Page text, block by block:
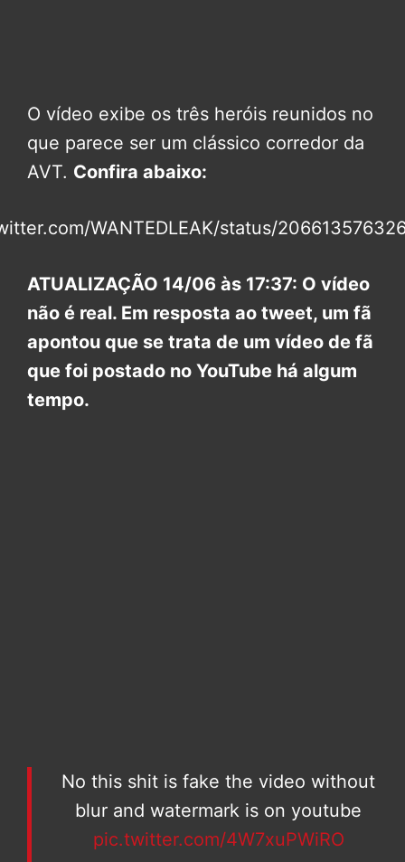
O vídeo exibe os três heróis reunidos no
que parece ser um clássico corredor da
AVT. Confira abaixo:
WANTEDLEAK/status/
ATUALIZAÇÃO 14/06 às 17:37: O vídeo
não é real. Em resposta ao tweet, um fã
apontou que se trata de um vídeo de fã
que foi postado no YouTube há algum
tempo.
No this shit is fake the video without
blur and watermark is on youtube
pic.twitter.com/4W7xuPWiRO